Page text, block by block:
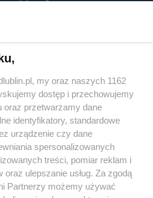
z treści
my oraz naszych 1162
dostęp i przechowujemy
oraz przetwarzamy dane
identyfikatory, standardowe
urządzenie czy dane
spersonalizowanych
treści, pomiar reklam i
oraz ulepszanie usług. Za zgodą
Partnerzy możemy używać